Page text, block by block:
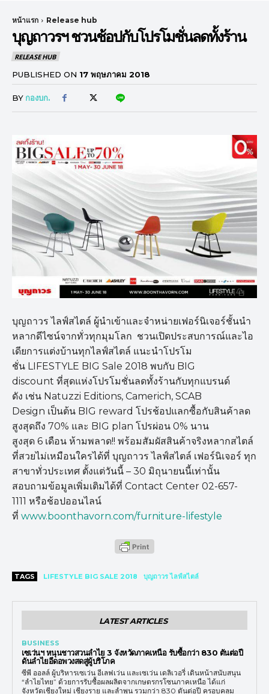
หน้าแรก Release hub
บุญถาวรฯ ชวนช้อปกับโปรโมชั่นลดทั้งร้าน
RELEASE HUB
PUBLISHED ON 17 พฤษภาคม 2018
BY กองบก.
บุญถาวร ไลฟ์สไตล์ ผู้นำเข้าและจำหน่ายเฟอร์นิเจอร์ชั้นนำ
หลากดีไซน์จากทั่วทุกมุมโลก ชวนเปิดประสบการณ์และไอ
เดียการแต่งบ้านทุกไลฟ์สไตล์ แนะนำโปรโม
ชั่น LIFESTYLE BIG Sale 2018 พบกับ BIG
discount ที่สุดแห่งโปรโมชั่นลดทั้งร้านกับทุกแบรนด์
ดัง เช่น Natuzzi Editions, Camerich, SCAB
Design เป็นต้น BIG reward โปรช้อปแลกซื้อกับสินค้าลด
สูงสุดถึง 70% และ BIG plan โปรผ่อน 0% นาน
สูงสุด 6 เดือน ห้ามพลาด!! พร้อมสัมผัสสินค้าจริงหลากสไตล์
ที่สวยไม่เหมือนใครได้ที่ บุญถาวร ไลฟ์สไตล์ เฟอร์นิเจอร์ ทุก
สาขาทั่วประเทศ ตั้งแต่วันนี้ – 30 มิถุนายนนี้เท่านั้น
สอบถามข้อมูลเพิ่มเติมได้ที่ Contact Center 02-657-
1111 หรือช้อปออนไลน์
ที่ www.boonthavorn.com/furniture-lifestyle
TAGS LIFESTYLE BIG SALE 2018 บุญถาวร ไลฟ์สไตล์
LATEST ARTICLES
BUSINESS
เซเว่นฯ หนุนชาวสวนลำไย 3 จังหวัดภาคเหนือ รับซื้อกว่า 830 ตันต่อปี
ดันลำไยอีดอพวงสดสู่ผู้บริโภค
ซีพี ออลล์ ผู้บริหารเซเว่น อีเลฟเว่น และเซเว่น เดลิเวอรี่ เดินหน้าสนับสนุน
“ลำไยไทย” ด้วยการรับซื้อผลผลิตจากเกษตรกรโซนภาคเหนือ ได้แก่
จังหวัดเชียงใหม่ เชียงราย และลำพูน รวมกว่า 830 ตันต่อปี ครอบคลุม